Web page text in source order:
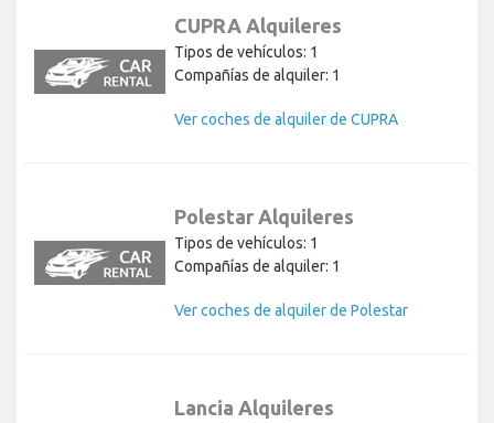
CUPRA Alquileres
Tipos de vehículos: 1
Compañías de alquiler: 1
Ver coches de alquiler de CUPRA
Polestar Alquileres
Tipos de vehículos: 1
Compañías de alquiler: 1
Ver coches de alquiler de Polestar
Lancia Alquileres